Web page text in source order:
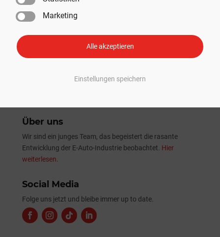
Marketing
Alle akzeptieren
Einstellungen speichern
SpaceX absolviert erfolgreich 13. Starship-Testflug mit
erster Nutzlast-Beförderung
Verbesserungen im Überblick
Über uns
Wir sind ein junges Team, das begeistert die rasante
Entwicklung der E-Auto-Industrie beobachtet. Hier
weiterlesen.
Social Media
Folge uns jetzt und bleibe immer up to date.